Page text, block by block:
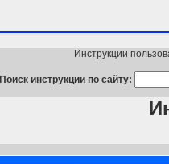
Инструкции
Поиск инструкции по сайту: